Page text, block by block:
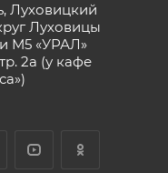
Луховицкий
Луховицы
М5 «УРАЛ»
2а (у кафе